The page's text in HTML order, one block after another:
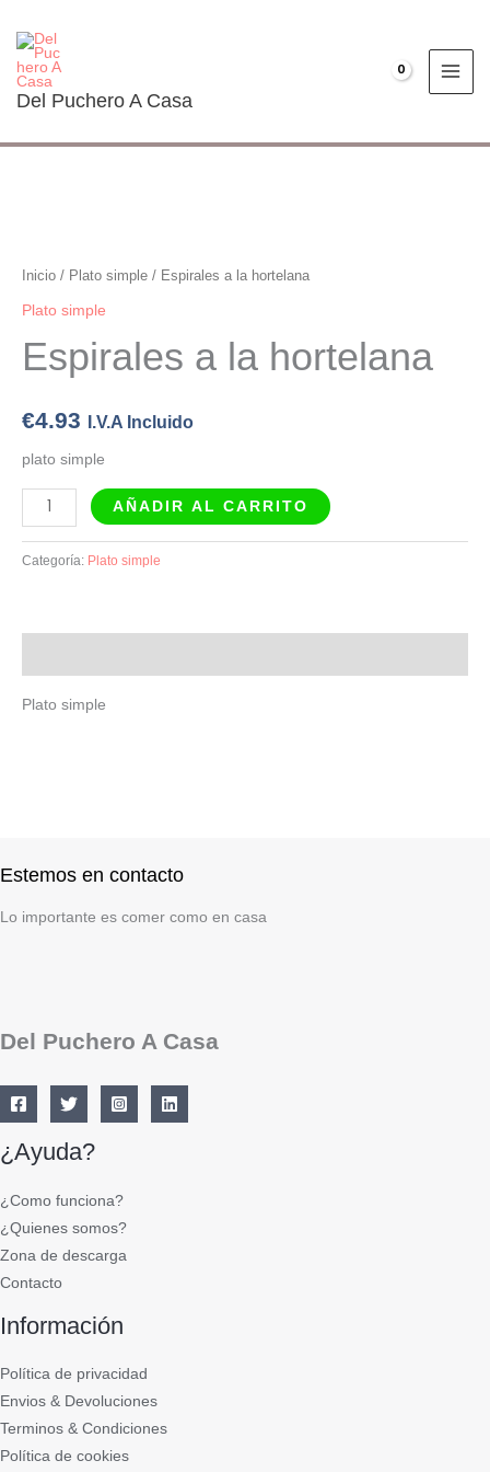
contenido
Del Puchero A Casa
Inicio / Plato simple / Espirales a la hortelana
Plato simple
Espirales a la hortelana
€4.93 I.V.A Incluido
plato simple
la
hortelana
AÑADIR AL CARRITO
Categoría: Plato simple
Plato simple
Estemos en contacto
Lo importante es comer como en casa
Del Puchero A Casa
¿Ayuda?
¿Como funciona?
¿Quienes somos?
Zona de descarga
Contacto
Información
Política de privacidad
Envios & Devoluciones
Terminos & Condiciones
Política de cookies